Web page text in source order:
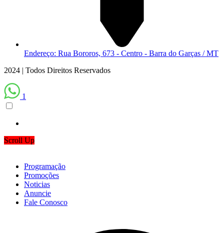
Endereço: Rua Bororos, 673 - Centro - Barra do Garças / MT
2024 | Todos Direitos Reservados
1
Scroll Up
Programação
Promoções
Noticias
Anuncie
Fale Conosco